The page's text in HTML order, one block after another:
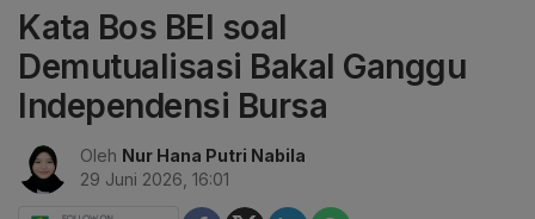
Kata Bos BEI soal
Demutualisasi Bakal Ganggu
Independensi Bursa
Oleh Nur Hana Putri Nabila
29 Juni 2026, 16:01